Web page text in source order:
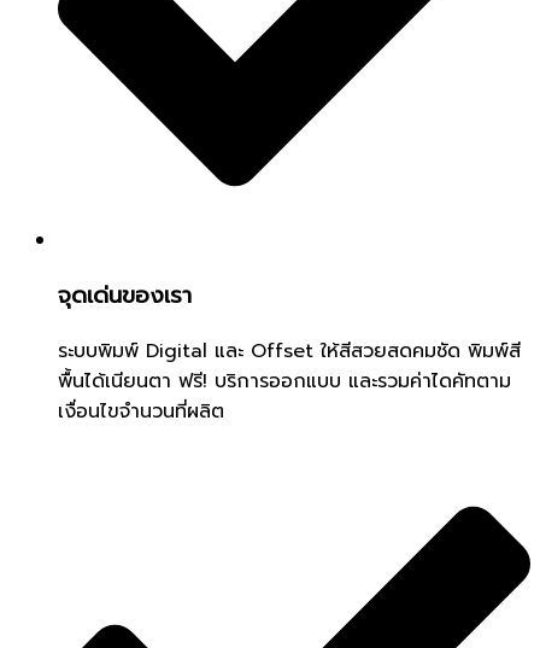
จุดเด่นของเรา
ระบบพิมพ์ Digital และ Offset ให้สีสวยสดคมชัด พิมพ์สี
พื้นได้เนียนตา ฟรี! บริการออกแบบ และรวมค่าไดคัทตาม
เงื่อนไขจำนวนที่ผลิต